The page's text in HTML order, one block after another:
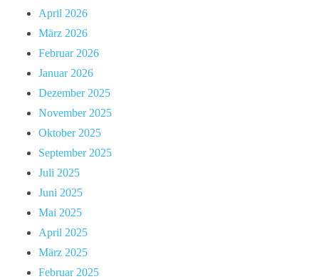
April 2026
März 2026
Februar 2026
Januar 2026
Dezember 2025
November 2025
Oktober 2025
September 2025
Juli 2025
Juni 2025
Mai 2025
April 2025
März 2025
Februar 2025